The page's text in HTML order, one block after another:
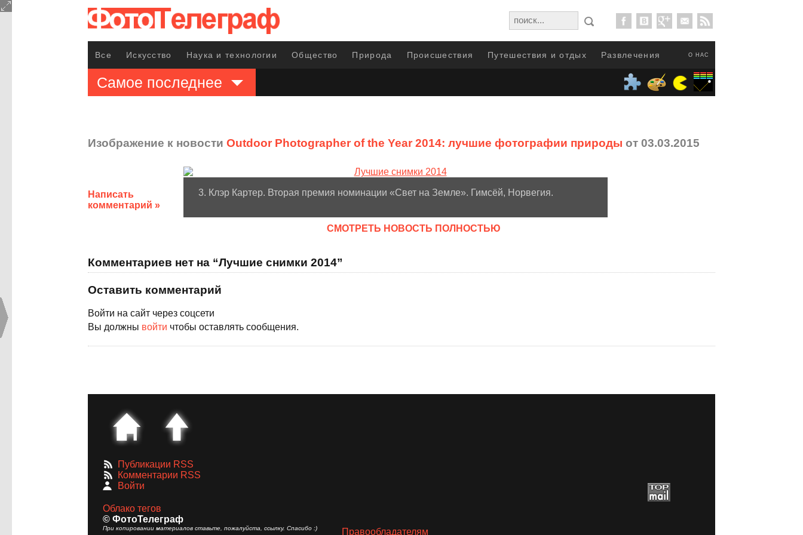
О НАС
Все Искусство Наука и технологии Общество Природа Происшествия Путешествия и отдых Развлечения
Самое последнее
Изображение к новости Outdoor Photographer of the Year 2014: лучшие фотографии природы от 03.03.2015
Написать
комментарий »
3. Клэр Картер. Вторая премия номинации «Свет на Земле». Гимсёй, Норвегия.
CМОТРЕТЬ НОВОСТЬ ПОЛНОСТЬЮ
Комментариев нет на “Лучшие снимки 2014”
Оставить комментарий
Войти на сайт через соцсети
Вы должны войти чтобы оставлять сообщения.
Публикации RSS
Комментарии RSS
Войти
Облако тегов
© ФотоТелеграф
При копировании материалов ставьте, пожалуйста, ссылку. Спасибо :) Правообладателям